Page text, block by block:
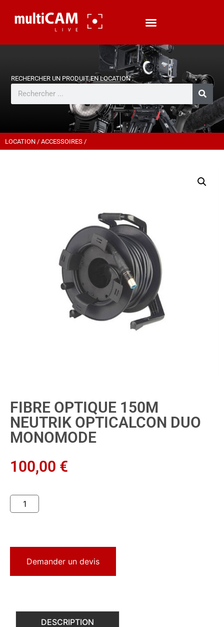
LOCATION / ACCESSOIRES /
FIBRE OPTIQUE 150M
NEUTRIK OPTICALCON DUO
MONOMODE
100,00 €
Demander un devis
DESCRIPTION